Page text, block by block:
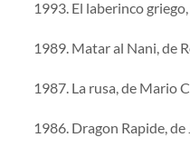
1993. El laberinco
1989. Matar al Nani, de
1987. La rusa, de Mario
1986. Dragon Rapide,